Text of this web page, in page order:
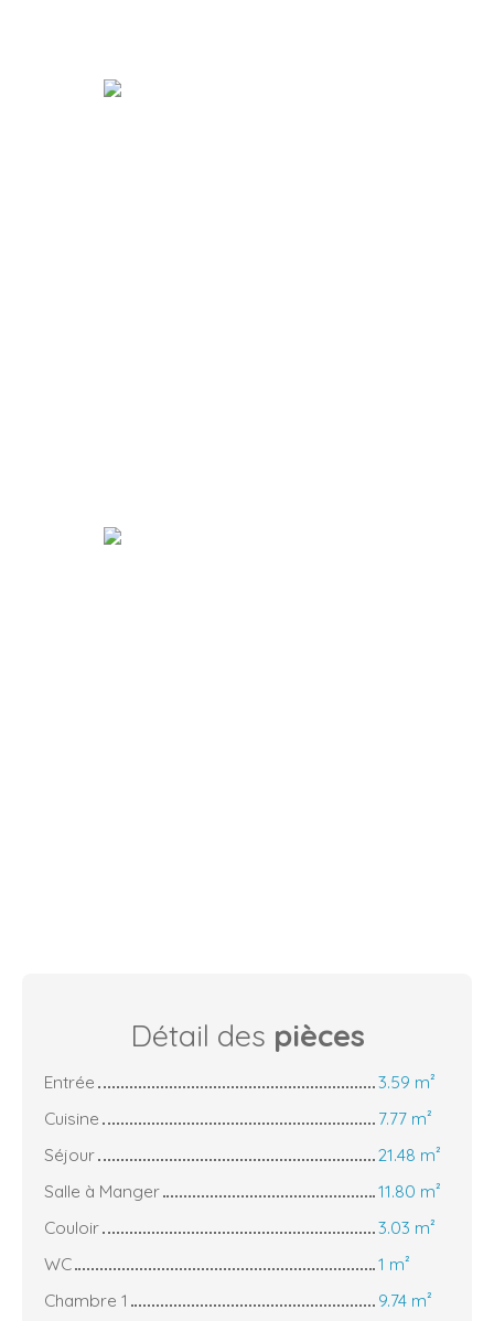
Détail des pièces
Entrée
3.59 m²
Cuisine
7.77 m²
Séjour
21.48 m²
Salle à Manger
11.80 m²
Couloir
3.03 m²
WC
1 m²
Chambre 1
9.74 m²